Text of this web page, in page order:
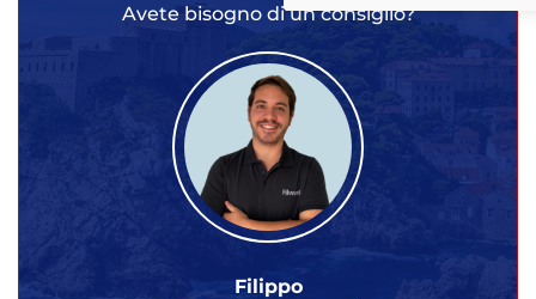
Avete bisogno di un consiglio?
Filippo